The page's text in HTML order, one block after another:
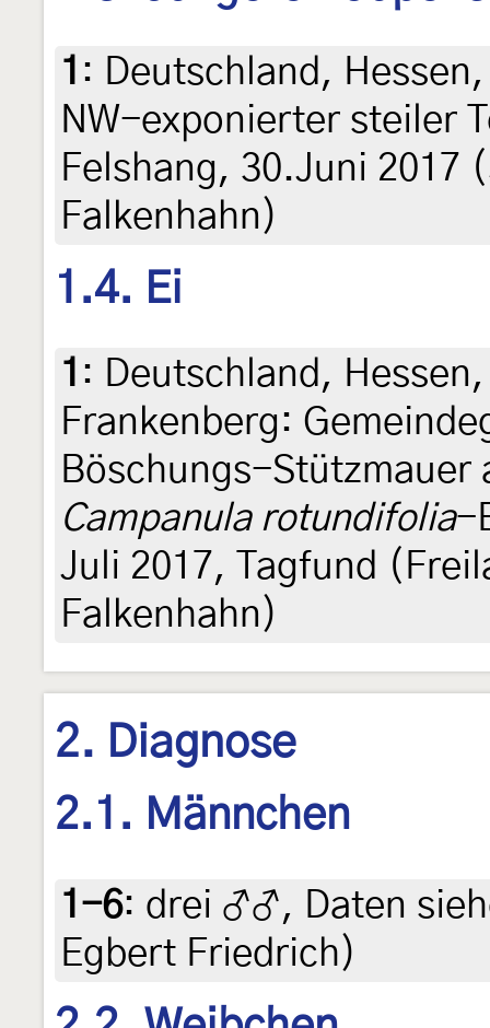
1 : Deutschland,
NW-exponierter steiler
Felshang, 30.Juni 2017
Falkenhahn)
1.4. Ei
1 : Deutschland,
Frankenberg:
Böschungs-Stützmauer
Campanula rotundifolia-
Juli 2017, Tagfund
Falkenhahn)
2. Diagnose
2.1. Männchen
1-6: drei ♂♂, Daten
Egbert Friedrich)